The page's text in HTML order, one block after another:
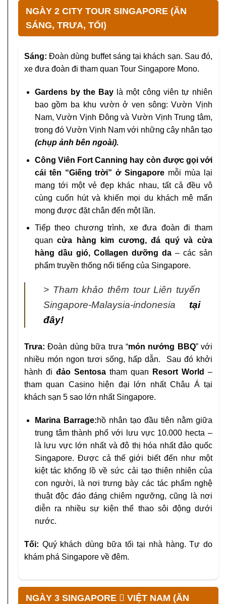
NGÀY 2 CITY TOUR SINGAPORE (ĂN
SÁNG, TRƯA, TỐI)
Sáng: Đoàn dùng buffet sáng tại khách sạn. Sau đó,
xe đưa đoàn đi tham quan Tour Singapore Mono.
Gardens by the Bay là một công viên tự nhiên
bao gồm ba khu vườn ở ven sông: Vườn Vịnh
Nam, Vườn Vịnh Đông và Vườn Vịnh Trung tâm,
trong đó Vườn Vịnh Nam với những cây nhân tạo
(chụp ảnh bên ngoài).
Công Viên Fort Canning hay còn được gọi với
cái tên “Giếng trời” ở Singapore mỗi mùa lại
mang tới một vẻ đẹp khác nhau, tất cả đều vô
cùng cuốn hút và khiến mọi du khách mê mẩn
mong được đặt chân đến một lần.
Tiếp theo chương trình, xe đưa đoàn đi tham
quancửa hàng kim cương, đá quý và cửa
hàng dầu gió, Collagen dưỡng da– các sản
phẩm truyền thống nổi tiếng của Singapore.
> Tham khảo thêm tour Liên tuyến
Singapore-Malaysia-indonesia tại
đây!
Trưa:Đoàn dùng bữa trưa “món nướng BBQ” với
nhiều món ngon tươi sống, hấp dẫn. Sau đó khởi
hành đi đảo Sentosa tham quan Resort World –
tham quan Casino hiện đại lớn nhất Châu Á tại
khách sạn 5 sao lớn nhất Singapore.
Marina Barrage:hồ nhân tạo đầu tiên nằm giữa
trung tâm thành phố với lưu vực 10.000 hecta –
là lưu vực lớn nhất và đô thị hóa nhất đảo quốc
Singapore. Được cả thế giới biết đến như một
kiệt tác khổng lồ về sức cải tạo thiên nhiên của
con người, là nơi trưng bày các tác phẩm nghệ
thuật độc đáo đáng chiêm ngưỡng, cũng là nơi
diễn ra nhiều sự kiện thể thao sôi động dưới
nước.
Tối: Quý khách dùng bữa tối tại nhà hàng. Tự do
khám phá Singapore về đêm.
NGÀY 3 SINGAPORE  VIỆT NAM (ĂN